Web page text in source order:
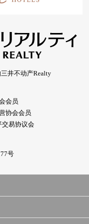
井不动产Realty
会员
协会会员
交易协议会
号